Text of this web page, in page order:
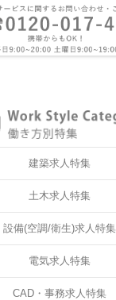
建築求人特集
土木求人特集
設備(空調/衛生)求人特集
電気求人特集
CAD・事務求人特集